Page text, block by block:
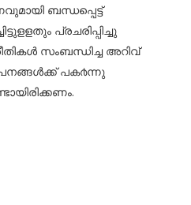
ബന്ധപ്പെട്ട്
പ്രചരിപ്പിച്ചു
സംബന്ധിച്ച അറിവ്
പക൪ന്നു